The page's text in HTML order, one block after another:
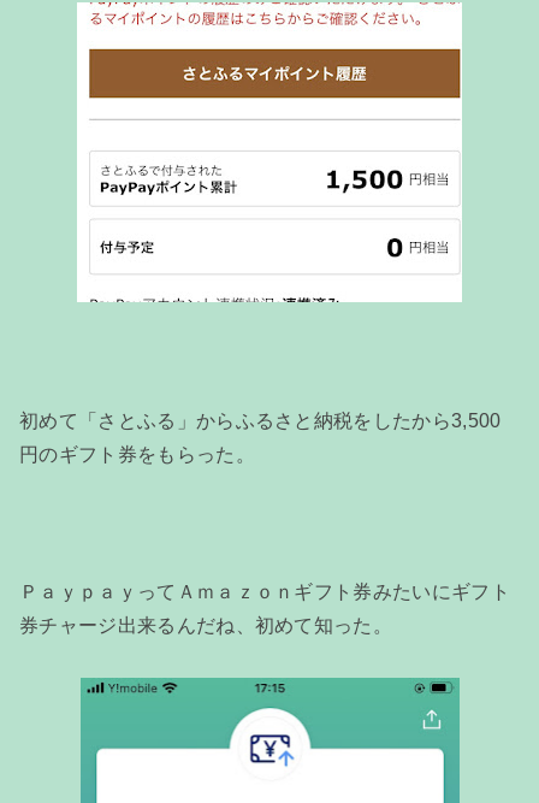
初めて「さとふる」からふるさと納税をしたから3,500
円のギフト券をもらった。
ＰａｙｐａｙってＡｍａｚｏｎギフト券みたいにギフト
券チャージ出来るんだね、初めて知った。